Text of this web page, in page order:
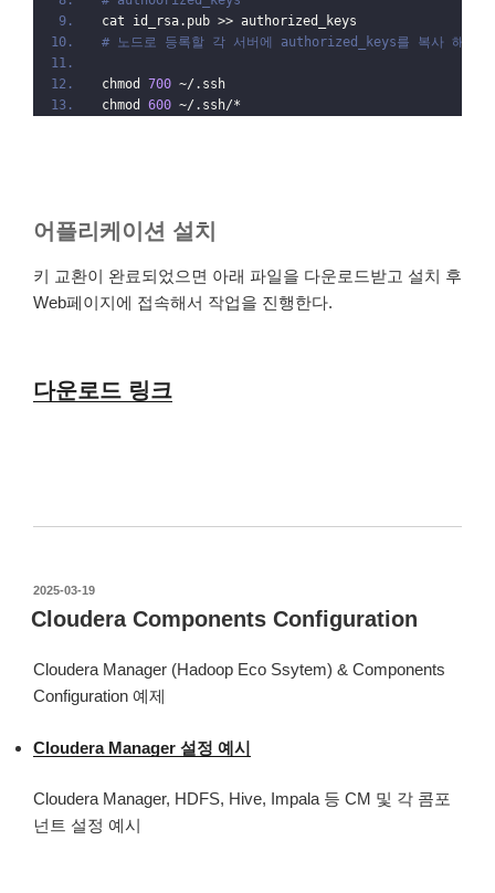
cat id_rsa.pub >> authorized_keys
# 노드로 등록할 각 서버에 authorized_keys를 복사 해줘
chmod 700 ~/.ssh
chmod 600 ~/.ssh/*
어플리케이션 설치
키 교환이 완료되었으면 아래 파일을 다운로드받고 설치 후
Web페이지에 접속해서 작업을 진행한다.
다운로드 링크
작
성
일
2025-03-19
Cloudera Components Configuration
Cloudera Manager (Hadoop Eco Ssytem) & Components
Configuration 예제
Cloudera Manager 설정 예시
Cloudera Manager, HDFS, Hive, Impala 등 CM 및 각 콤포
넌트 설정 예시